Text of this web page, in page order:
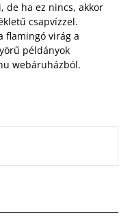
de ha ez nincs, akkor
csapvízzel.
flamingó virág a
példányok
webáruházból.